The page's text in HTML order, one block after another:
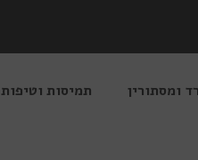
ומסתורין תמיסות וטיפות